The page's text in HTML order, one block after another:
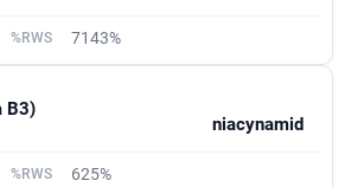
7143%
B3)
niacynamid
625%